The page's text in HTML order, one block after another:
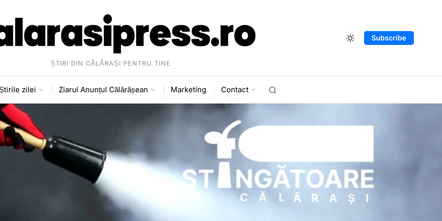
ȘTIRI DIN CĂLĂRAȘI PENTRU TINE
Subscribe
zilei Ziarul Anunțul Călărășean Marketing Contact